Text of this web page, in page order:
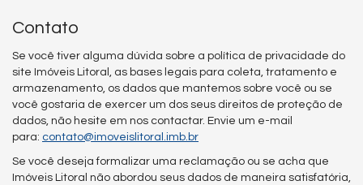
Contato
Se você tiver alguma dúvida sobre a política de privacidade do
site Imóveis Litoral, as bases legais para coleta, tratamento e
armazenamento, os dados que mantemos sobre você ou se
você gostaria de exercer um dos seus direitos de proteção de
dados, não hesite em nos contactar. Envie um e-mail
para: contato@imoveislitoral.imb.br
Se você deseja formalizar uma reclamação ou se acha que
Imóveis Litoral não abordou seus dados de maneira satisfatória,